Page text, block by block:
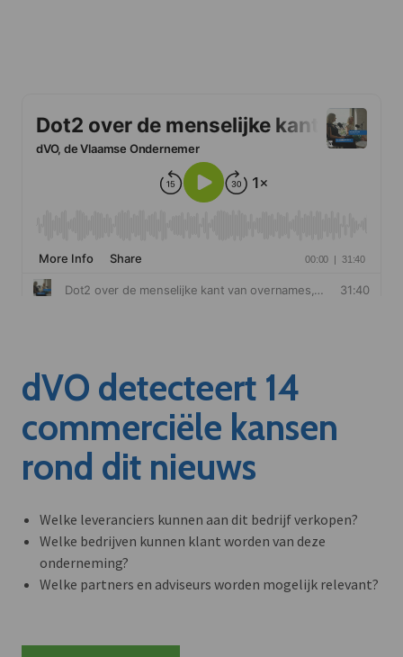
dVO detecteert 14
commerciële kansen
rond dit nieuws
Welke leveranciers kunnen aan dit bedrijf verkopen?
Welke bedrijven kunnen klant worden van deze
onderneming?
Welke partners en adviseurs worden mogelijk relevant?